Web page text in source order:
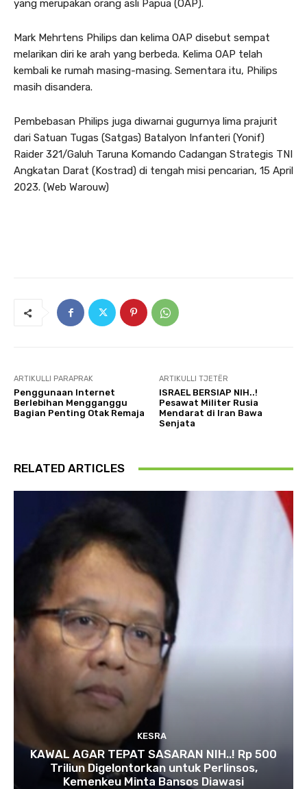
yang merupakan orang asli Papua (OAP).
Mark Mehrtens Philips dan kelima OAP disebut sempat
melarikan diri ke arah yang berbeda. Kelima OAP telah
kembali ke rumah masing-masing. Sementara itu, Philips
masih disandera.
Pembebasan Philips juga diwarnai gugurnya lima prajurit
dari Satuan Tugas (Satgas) Batalyon Infanteri (Yonif)
Raider 321/Galuh Taruna Komando Cadangan Strategis TNI
Angkatan Darat (Kostrad) di tengah misi pencarian, 15 April
2023. (Web Warouw)
ARTIKULLI PARAPRAK
Penggunaan Internet
Berlebihan Mengganggu
Bagian Penting Otak Remaja
ARTIKULLI TJETËR
ISRAEL BERSIAP NIH..!
Pesawat Militer Rusia
Mendarat di Iran Bawa
Senjata
RELATED ARTICLES
KESRA
KAWAL AGAR TEPAT SASARAN NIH..! Rp 500
Triliun Digelontorkan untuk Perlinsos,
Kemenkeu Minta Bansos Diawasi